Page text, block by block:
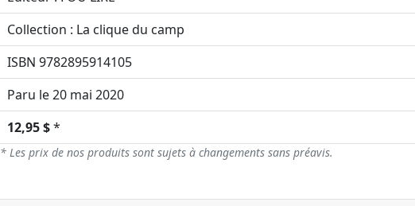
Collection : La clique du camp
ISBN 9782895914105
Paru le 20 mai 2020
12,95 $*
* Les prix de nos produits sont sujets à changements sans préavis.